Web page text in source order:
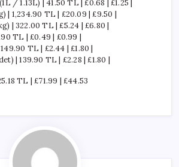
/ 1.13L) | 41.50 TL | £0.68 | £1.25 |
| 1,234.90 TL | £20.09 | £9.50 |
| 322.00 TL | £5.24 | £6.80 |
TL | £0.49 | £0.99 |
TL | £2.44 | £1.80 |
| 139.90 TL | £2.28 | £1.80 |
TL | £71.99 | £44.53